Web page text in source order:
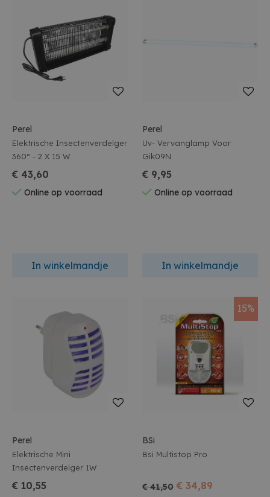
Perel
Elektrische Insectenverdelger
360° - 2 X 15 W
€ 43,60
Online op voorraad
In winkelmandje
Perel
Uv- Vervanglamp Voor
Gik09N
€ 9,95
Online op voorraad
In winkelmandje
Perel
Elektrische Mini
Insectenverdelger 1W
€ 10,55
15%
BSi
Bsi Multistop Pro
€ 41,50 € 34,89